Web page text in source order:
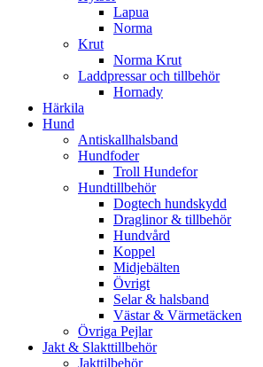
Lapua
Norma
Krut
Norma Krut
Laddpressar och tillbehör
Hornady
Härkila
Hund
Antiskallhalsband
Hundfoder
Troll Hundefor
Hundtillbehör
Dogtech hundskydd
Draglinor & tillbehör
Hundvård
Koppel
Midjebälten
Övrigt
Selar & halsband
Västar & Värmetäcken
Övriga Pejlar
Jakt & Slakttillbehör
Jakttilbehör